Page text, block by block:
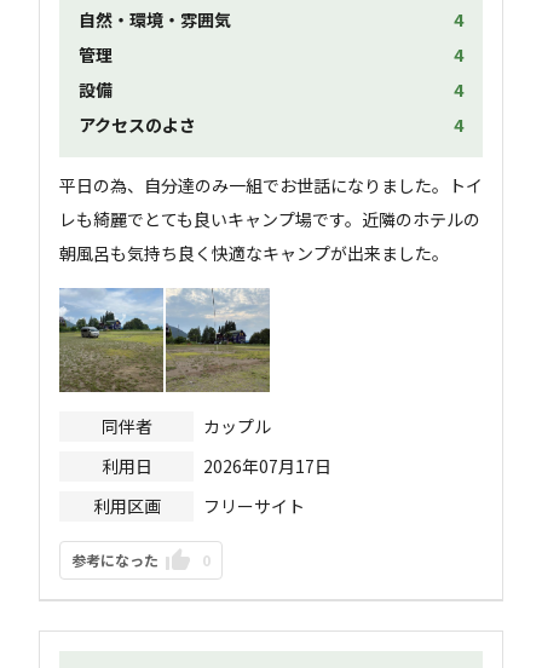
自然・環境・雰囲気
4
管理
4
設備
4
アクセスのよさ
4
平日の為、自分達のみ一組でお世話になりました。トイ
レも綺麗でとても良いキャンプ場です。近隣のホテルの
朝風呂も気持ち良く快適なキャンプが出来ました。
同伴者
カップル
利用日
2026年07月17日
利用区画
フリーサイト
参考になった 0